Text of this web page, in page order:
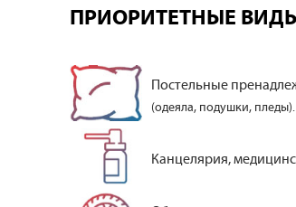
ПРИОРИТЕТНЫЕ
Постельные
(одеяла, подушки, пледы).
Канцелярия,